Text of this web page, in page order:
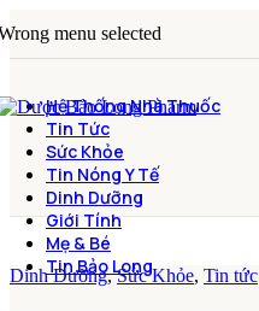
menu selected
Hệ Thống Nhà Thuốc
Tin Tức
Sức Khỏe
Tin Nóng Y Tế
Dinh Dưỡng
Giới Tính
Mẹ & Bé
Tin Bảo Long
Dinh Dưỡng,Sức Khỏe, Tin tức